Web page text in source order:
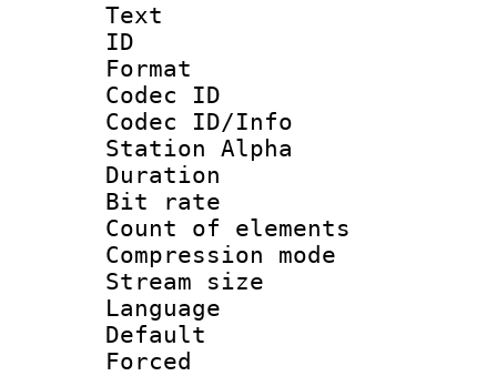
Text
ID
Format
Codec ID :
Codec ID/Info
Station Alpha
Duration :
Bit rate :
Count of
Compression
Stream size
Language
Default